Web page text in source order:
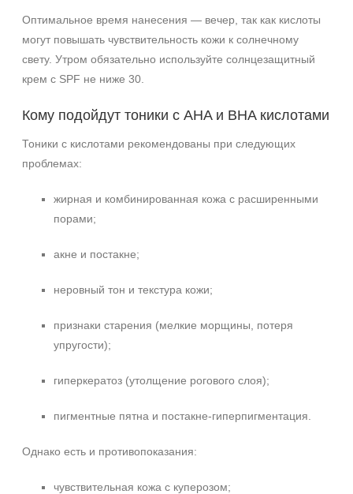
Оптимальное время нанесения — вечер, так как кислоты
могут повышать чувствительность кожи к солнечному
свету. Утром обязательно используйте солнцезащитный
крем с SPF не ниже 30.
Кому подойдут тоники с AHA и BHA кислотами
Тоники с кислотами рекомендованы при следующих
проблемах:
жирная и комбинированная кожа с расширенными
порами;
акне и постакне;
неровный тон и текстура кожи;
признаки старения (мелкие морщины, потеря
упругости);
гиперкератоз (утолщение рогового слоя);
пигментные пятна и постакне-гиперпигментация.
Однако есть и противопоказания:
чувствительная кожа с куперозом;
+7 (495) 640-58-89
+7 (929) 933-09-89